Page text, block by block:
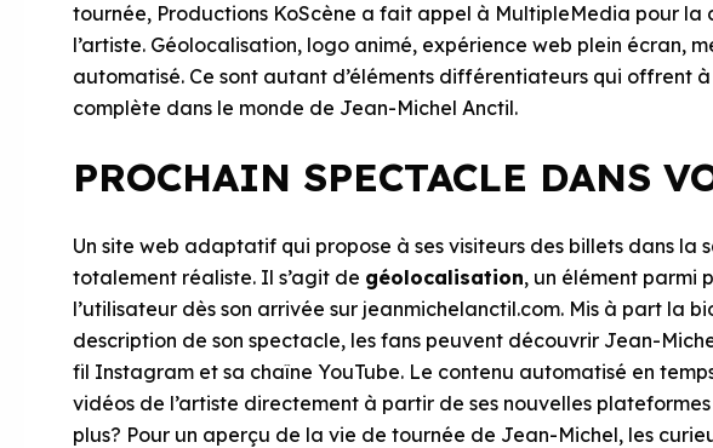
tournée, Productions KoScène a fait appel à MultipleMedia pour la
l’artiste. Géolocalisation, logo animé, expérience web plein écran,
automatisé. Ce sont autant d’éléments différentiateurs qui offrent à
complète dans le monde de Jean-Michel Anctil.
PROCHAIN SPECTACLE DANS
Un site web adaptatif qui propose à ses visiteurs des billets dans la
totalement réaliste. Il s’agit de géolocalisation, un élément parmi
l’utilisateur dès son arrivée sur jeanmichelanctil.com. Mis à part la
description de son spectacle, les fans peuvent découvrir Jean-
fil Instagram et sa chaîne YouTube. Le contenu automatisé en
vidéos de l’artiste directement à partir de ses nouvelles
plus? Pour un aperçu de la vie de tournée de Jean-Michel, les